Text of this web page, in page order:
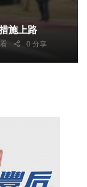
施上路
0 分享